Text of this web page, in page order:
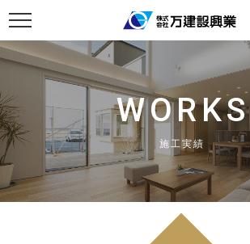
WORKS
施工実績